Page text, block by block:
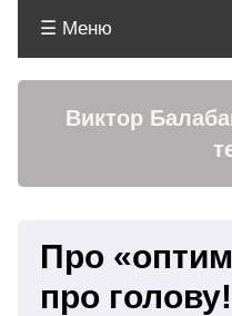
Меню
☰ Меню
Виктор
Про
про голову!